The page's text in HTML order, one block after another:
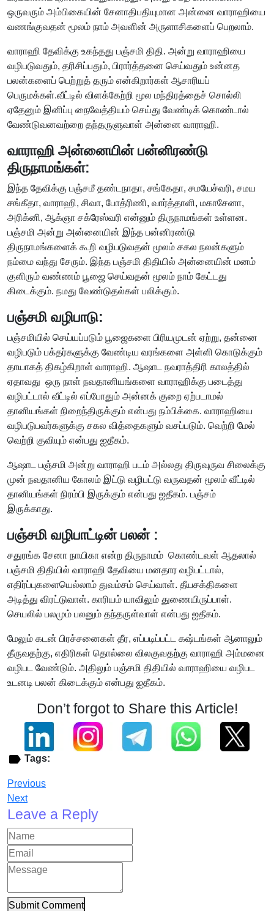
ஒருவரும் அம்பிகையின் சேனாதிபதியுமான அன்னை வாராஹியை
வணங்குவதன் மூலம் நாம் அவளின் அருளாசிகளைப் பெறலாம்.
வாராஹி தேவிக்கு உகந்தது பஞ்சமி திதி. அன்று வாராஹியை
வழிபடுவதும், தரிசிப்பதும், பிரார்த்தனை செய்வதும் உன்னத
பலன்களைப் பெற்றுத் தரும் என்கிறார்கள் ஆசாரியப்
பெருமக்கள்.வீட்டில் விளக்கேற்றி மூல மந்திரத்தைச் சொல்லி
ஏதேனும் இனிப்பு நைவேத்தியம் செய்து வேண்டிக் கொண்டால்
வேண்டுவனவற்றை தந்தருளுவாள் அன்னை வாராஹி.
வாராஹி அன்னையின் பன்னிரண்டு
திருநாமங்கள்:
இந்த தேவிக்கு பஞ்சமீ தண்டநாதா, சங்கேதா, சமயேச்வரி, சமய
சங்கீதா, வாராஹி, சிவா, போத்ரிணி, வார்த்தாளி, மகாசேனா,
அரிக்னி, ஆக்ஞா சக்ரேஸ்வரி என்னும் திருநாமங்கள் உள்ளன.
பஞ்சமி அன்று அன்னையின் இந்த பன்னிரண்டு
திருநாமங்களைக் கூறி வழிபடுவதன் மூலம் சகல நலன்களும்
நம்மை வந்து சேரும். இந்த பஞ்சமி திதியில் அன்னையின் மனம்
குளிரும் வண்ணம் பூஜை செய்வதன் மூலம் நாம் கேட்டது
கிடைக்கும். நமது வேண்டுதல்கள் பலிக்கும்.
பஞ்சமி வழிபாடு:
பஞ்சமியில் செய்யப்படும் பூஜைகளை பிரியமுடன் ஏற்று, தன்னை
வழிபடும் பக்தர்களுக்கு வேண்டிய வரங்களை அள்ளி கொடுக்கும்
தாயாகத் திகழ்கிறாள் வாராஹி. ஆஷாட நவராத்திரி காலத்தில்
ஏதாவது ஒரு நாள் நவதானியங்களை வாராஹிக்கு படைத்து
வழிபட்டால் வீட்டில் எப்போதும் அன்னக் குறை ஏற்படாமல்
தானியங்கள் நிறைந்திருக்கும் என்பது நம்பிக்கை. வாராஹியை
வழிபடுபவர்களுக்கு சகல வித்தைகளும் வசப்படும். வெற்றி மேல்
வெற்றி குவியும் என்பது ஐதீகம்.
ஆஷாட பஞ்சமி அன்று வாராஹி படம் அல்லது திருவுருவ சிலைக்கு
முன் நவதானிய கோலம் இட்டு வழிபட்டு வருவதன் மூலம் வீட்டில்
தானியங்கள் நிரம்பி இருக்கும் என்பது ஐதீகம். பஞ்சம்
இருக்காது.
பஞ்சமி வழிபாட்டின் பலன் :
சதுரங்க சேனா நாயிகா என்ற திருநாமம் கொண்டவள் ஆதலால்
பஞ்சமி திதியில் வாராஹி தேவியை மனதார வழிபட்டால்,
எதிர்ப்புகளையெல்லாம் துவம்சம் செய்வாள். தீயசக்திகளை
அடித்து விரட்டுவாள். காரியம் யாவிலும் துணையிருப்பாள்.
செயலில் பலமும் பலனும் தந்தருள்வாள் என்பது ஐதீகம்.
மேலும் கடன் பிரச்சனைகள் தீர, எப்படிப்பட்ட கஷ்டங்கள் ஆனாலும்
தீருவதற்கு, எதிரிகள் தொல்லை விலகுவதற்கு வாராஹி அம்மனை
வழிபட வேண்டும். அதிலும் பஞ்சமி திதியில் வாராஹியை வழிபட
உடனடி பலன் கிடைக்கும் என்பது ஐதீகம்.
Don’t forgot to Share this Article!
Tags:
Previous
Next
Leave a Reply
Submit Comment